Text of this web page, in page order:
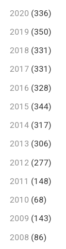
2020 (336)
2019 (350)
2018 (331)
2017 (331)
2016 (328)
2015 (344)
2014 (317)
2013 (306)
2012 (277)
2011 (148)
2010 (68)
2009 (143)
2008 (86)